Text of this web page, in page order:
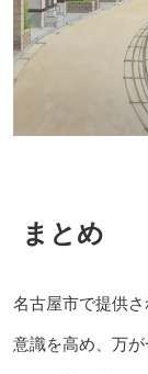
まとめ
名古屋市で提供
意識を高め、万